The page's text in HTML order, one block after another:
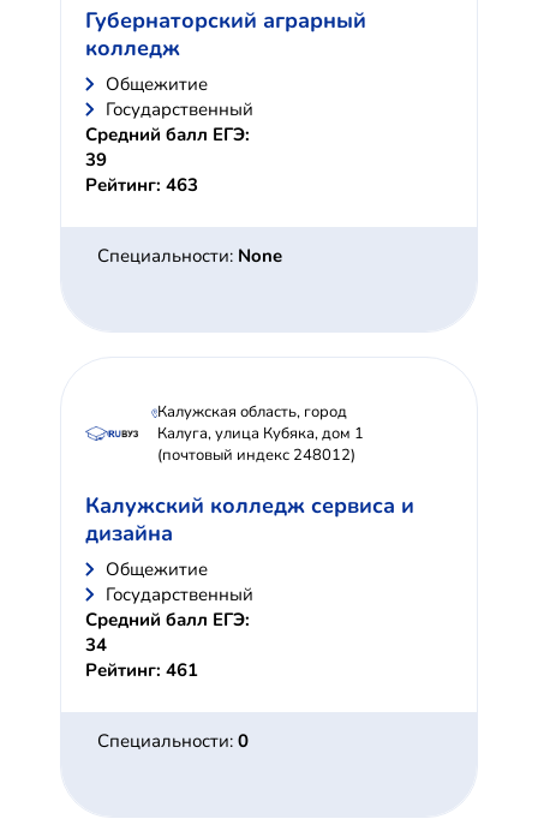
Губернаторский аграрный
колледж
Общежитие
Государственный
Средний балл ЕГЭ:
39
Рейтинг: 463
Специальности: None
Калужская область, город
Калуга, улица Кубяка, дом 1
(почтовый индекс 248012)
Калужский колледж сервиса и
дизайна
Общежитие
Государственный
Средний балл ЕГЭ:
34
Рейтинг: 461
Специальности: 0